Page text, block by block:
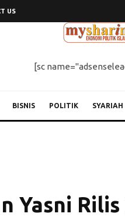
US
[sc
BISNIS POLITIK SYARIAH
Yasni